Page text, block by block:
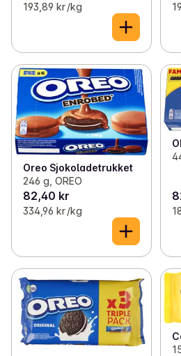
193,89 kr /kg
Oreo Sjokoladetrukket
246 g, OREO
82,40 kr
334,96 kr /kg